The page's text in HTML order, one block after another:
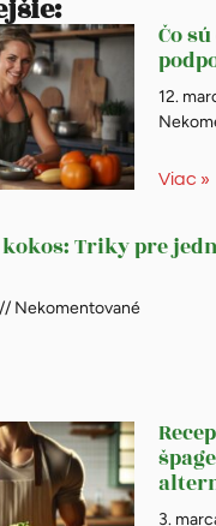
Čo
12.
Viac »
Triky pre
Nekomentované
3.